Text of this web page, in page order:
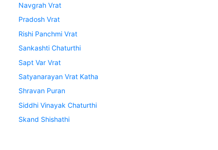
Navgrah Vrat
Pradosh Vrat
Rishi Panchmi Vrat
Sankashti Chaturthi
Sapt Var Vrat
Satyanarayan Vrat Katha
Shravan Puran
Siddhi Vinayak Chaturthi
Skand Shishathi